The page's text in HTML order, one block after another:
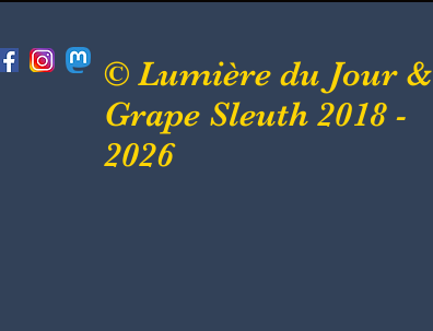
© Lumière du Jour &
Grape Sleuth 2018 -
2026